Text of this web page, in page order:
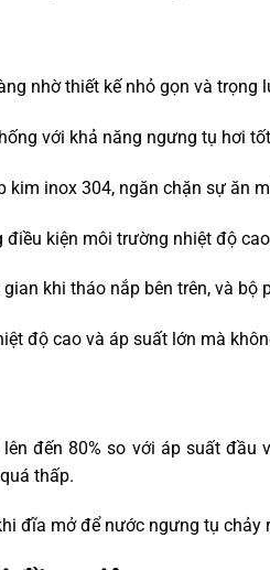
nhờ thiết kế nhỏ gọn và
với khả năng ngưng tụ hơi
kim inox 304, ngăn chặn sự ăn
điều kiện môi trường nhiệt độ
khi tháo nắp bên trên, và
độ cao và áp suất lớn mà
đến 80% so với áp suất
thấp.
đĩa mở để nước ngưng tụ chảy